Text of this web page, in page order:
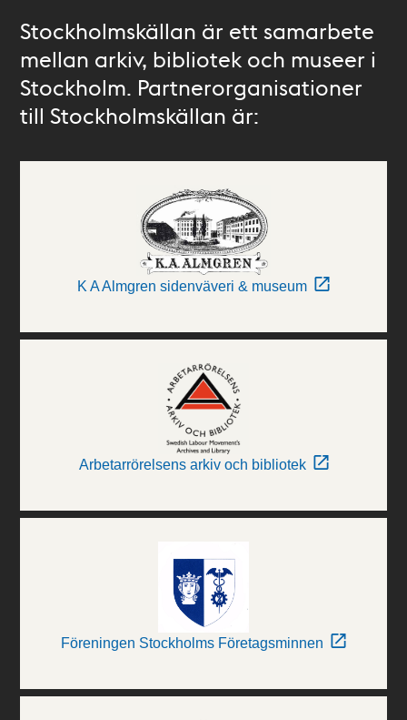
Stockholmskällan är ett samarbete
mellan arkiv, bibliotek och museer i
Stockholm. Partnerorganisationer
till Stockholmskällan är:
K A Almgren sidenväveri & museum
Arbetarrörelsens arkiv och bibliotek
Föreningen Stockholms Företagsminnen